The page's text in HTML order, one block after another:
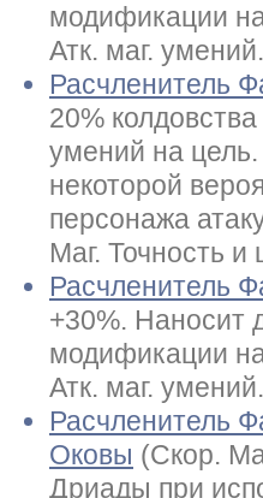
модификации
Атк. маг.
Расчленитель
20%
умений на
некоторой
персонажа
Маг. Точность и
Расчленитель
+30%. Наносит
модификации
Атк. маг.
Расчленитель
Оковы (Скор.
Дриады при